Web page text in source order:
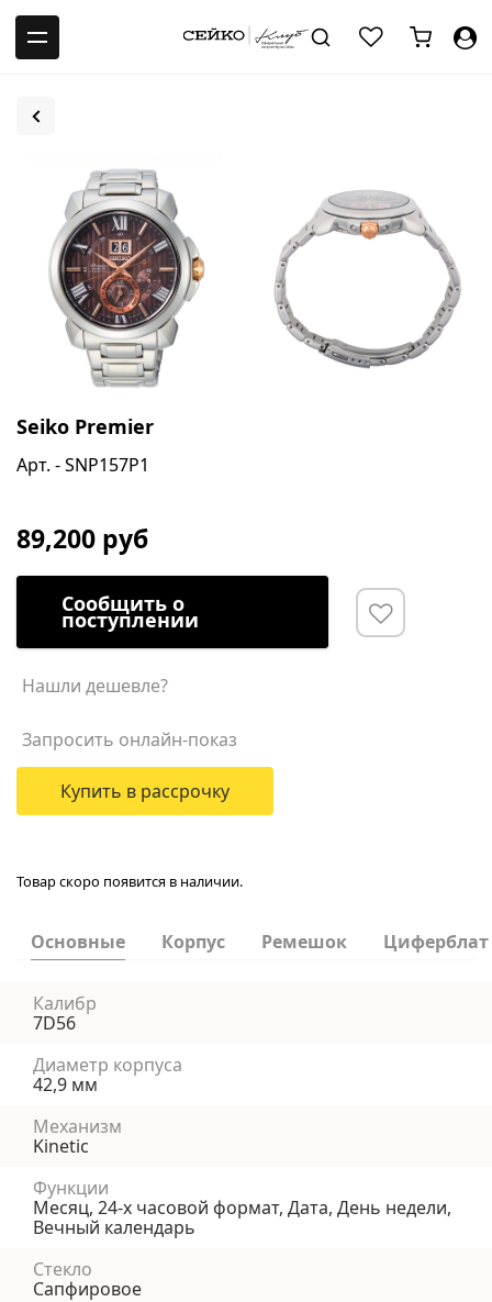
Seiko Premier
Арт. - SNP157P1
89,200 руб
Сообщить о
поступлении
Нашли дешевле?
Запросить онлайн-показ
Купить в рассрочку
Товар скоро появится в наличии.
Основные Корпус Ремешок Циферблат
Калибр
7D56
Диаметр корпуса
42,9 мм
Механизм
Kinetic
Функции
Месяц, 24-х часовой формат, Дата, День недели,
Вечный календарь
Стекло
Сапфировое